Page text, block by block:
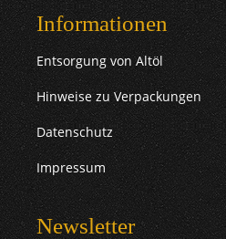
Informationen
Entsorgung von Altöl
Hinweise zu Verpackungen
Datenschutz
Impressum
Newsletter